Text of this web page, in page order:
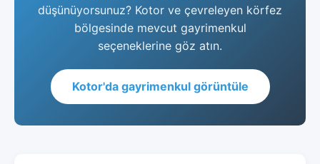
düşünüyorsunuz? Kotor ve çevreleyen körfez
bölgesinde mevcut gayrimenkul
seçeneklerine göz atın.
Kotor'da gayrimenkul görüntüle